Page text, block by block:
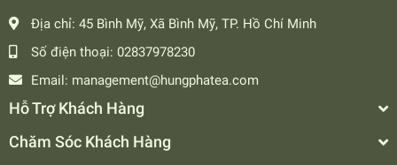
Địa chỉ: 45 Bình Mỹ, Xã Bình Mỹ, TP. Hồ Chí Minh
Số điện thoại: 02837978230
Email: management@hungphatea.com
Hỗ Trợ Khách Hàng
Chăm Sóc Khách Hàng